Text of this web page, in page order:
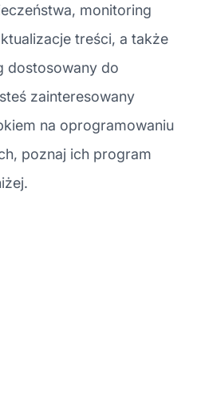
monitoring
treści, a także
dostosowany do
zainteresowany
na oprogramowaniu
poznaj ich program